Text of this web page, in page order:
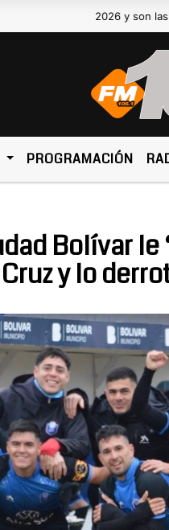
de 2026 y son las 07:36 -
PROGRAMACIÓN
Bolívar
y lo